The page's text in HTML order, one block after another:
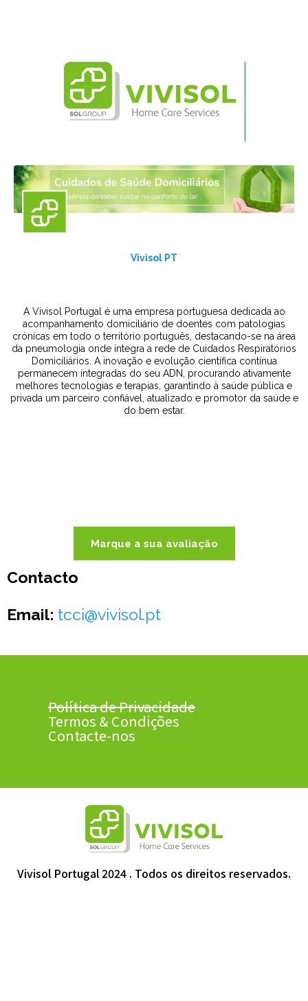
Vivisol PT
A Vivisol Portugal é uma empresa portuguesa dedicada ao
acompanhamento domiciliário de doentes com patologias
crónicas em todo o território português, destacando-se na área
da pneumologia onde integra a rede de Cuidados Respiratórios
Domiciliários. A inovação e evolução científica contínua
permanecem integradas do seu ADN, procurando ativamente
melhores tecnologias e terapias, garantindo à saúde pública e
privada um parceiro confiável, atualizado e promotor da saúde e
do bem estar.
Marque a sua avaliação
Contacto
Email: tcci@vivisol.pt
Política de Privacidade
Termos & Condições
Contacte-nos
Vivisol Portugal 2024 . Todos os direitos reservados.